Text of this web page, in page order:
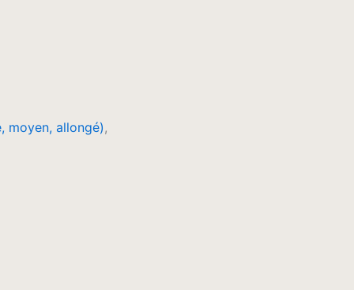
moyen, allongé) ,